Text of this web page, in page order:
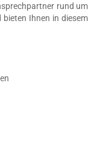
rund um
Ihnen in diesem